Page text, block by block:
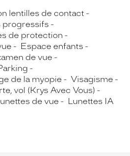
lentilles de contact
progressifs
de protection
Espace enfants
de vue
de la myopie
Visagisme
vol (Krys Avec Vous)
de vue Lunettes IA